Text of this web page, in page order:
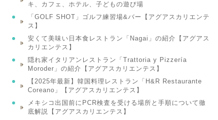
キ、カフェ、ホテル、子どもの遊び場
「GOLF SHOT」ゴルフ練習場&バー【アグアスカリエンテ
ス】
安くて美味い日本食レストラン「Nagai」の紹介【アグアス
カリエンテス】
隠れ家イタリアンレストラン「Trattoria y Pizzería
Moroder」の紹介【アグアスカリエンテス】
【2025年最新】韓国料理レストラン「H&R Restaurante
Coreano」【アグアスカリエンテス】
メキシコ出国前にPCR検査を受ける場所と手順について徹
底解説【アグアスカリエンテス】